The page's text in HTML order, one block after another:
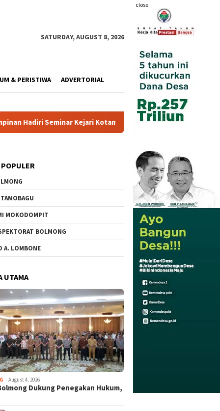
close
SATURDAY, AUGUST 8, 2026
& PERISTIWA ADVERTORIAL
Kotamobagu Wali Kota Resmi Buka Pemusatan
MOKODOMPIT
BOLMONG
A. LOMBONE
UTAMA
August 4, 2026
Dukung Penegakan Hukum,